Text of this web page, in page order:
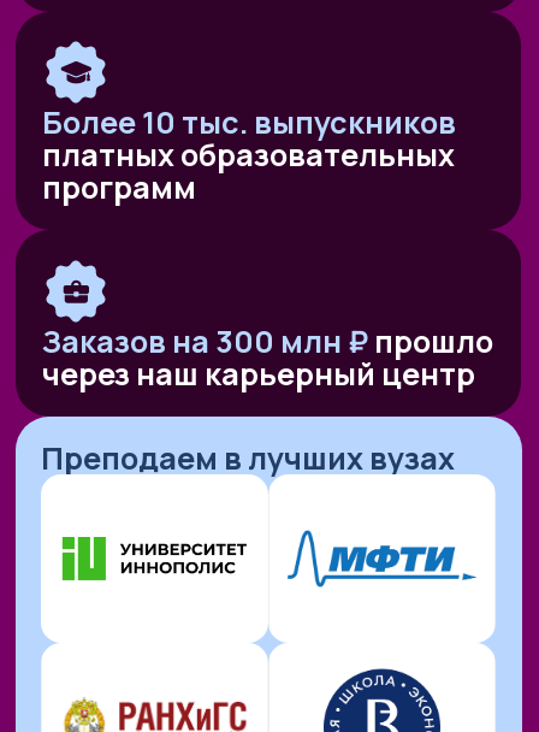
Кроме того,
современными нейросетями более
2000 государственных
и муниципальных служащих
в следующих муниципалитетах
и регионах:
— Республика Алтай
— Республика Бурятия
— Карачаево-Черкессия
— Саха (Якутия)
— Кировская область
— Оренбургская область
— Ямало-Ненецкий автономный округ